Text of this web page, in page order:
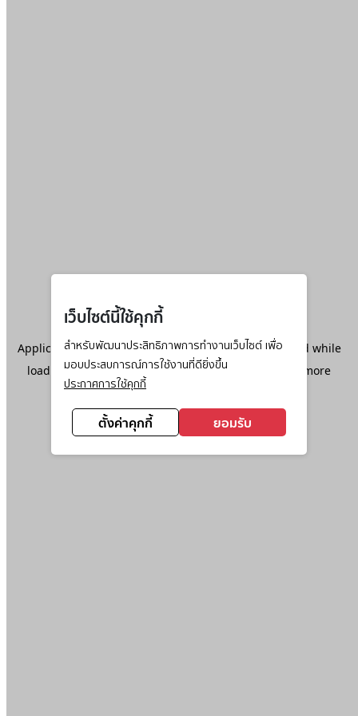
Application error: aclient-side exception has occurred while
loadingwww.ktc.co.th(see the browser console
for more
information).
เว็บไซต์นี้ใช้คุกกี้
สำหรับพัฒนาประสิทธิภาพการทำงานเว็บไซต์ เพื่อ
มอบประสบการณ์การใช้งานที่ดียิ่งขึ้น
ประกาศการใช้คุกกี้
ตั้งค่าคุกกี้ ยอมรับ